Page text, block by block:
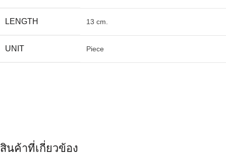
LENGTH 13 cm.
UNIT Piece
สินค้าที่เกี่ยวข้อง